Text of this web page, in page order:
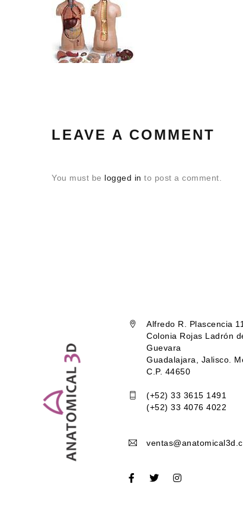
LEAVE A COMMENT
You must be logged in to post a comment.
Alfredo R. Plascencia
Colonia Rojas Ladrón
Guevara
Guadalajara, Jalisco.
C.P. 44650
(+52) 33 3615 1491
(+52) 33 4076 4022